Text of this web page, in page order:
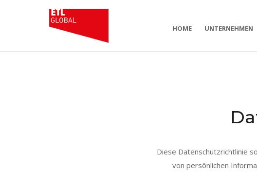
HOME UNTERNEHMEN
Diese Datenschutzrichtlinie
von persönlichen